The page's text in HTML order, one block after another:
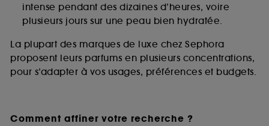
intense pendant des dizaines d’heures, voire
plusieurs jours sur une peau bien hydratée.
La plupart des marques de luxe chez Sephora
proposent leurs parfums en plusieurs concentrations,
pour s’adapter à vos usages, préférences et budgets.
Comment affiner votre recherche ?